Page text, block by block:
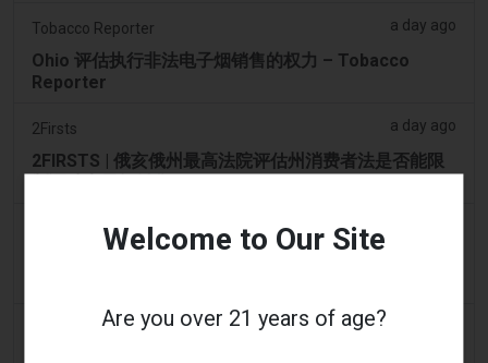
Tobacco Reporter a day ago
Ohio 评估执行非法电子烟销售的权力 – Tobacco
Reporter
2Firsts a day ago
2FIRSTS | 俄亥俄州最高法院评估州消费者法是否能限
Google News
Yahoo! News 2 days ago
Welcome to Our Site
Are you over 21 years of age?